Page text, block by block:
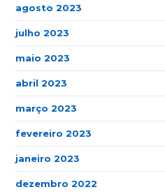
agosto 2023
julho 2023
maio 2023
abril 2023
março 2023
fevereiro 2023
janeiro 2023
dezembro 2022